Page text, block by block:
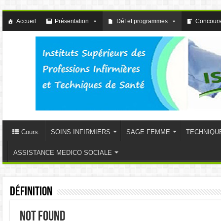
Accueil Présentation Déf et programmes
Cours: SOINS INFIRMIERS SAGE FEMME
ASSISTANCE MEDICO SOCIALE
Définition
Not Found